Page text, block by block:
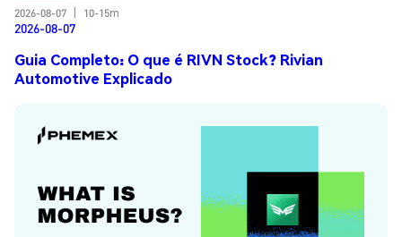
2026-08-07
10-15m
2026-08-07
Guia Completo: O que é RIVN Stock? Rivian
Automotive Explicado